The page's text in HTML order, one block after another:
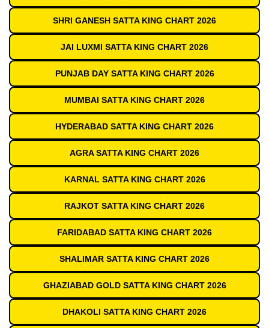
SHRI GANESH SATTA KING CHART 2026
JAI LUXMI SATTA KING CHART 2026
PUNJAB DAY SATTA KING CHART 2026
MUMBAI SATTA KING CHART 2026
HYDERABAD SATTA KING CHART 2026
AGRA SATTA KING CHART 2026
KARNAL SATTA KING CHART 2026
RAJKOT SATTA KING CHART 2026
FARIDABAD SATTA KING CHART 2026
SHALIMAR SATTA KING CHART 2026
GHAZIABAD GOLD SATTA KING CHART 2026
DHAKOLI SATTA KING CHART 2026